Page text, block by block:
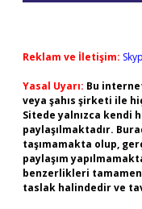
Reklam ve İletişim:
Yasal Uyarı: Bu
veya şahıs şirketi ile
Sitede yalnızca kendi
paylaşılmaktadır.
taşımamakta olup,
paylaşım
benzerlikleri
taslak halindedir ve